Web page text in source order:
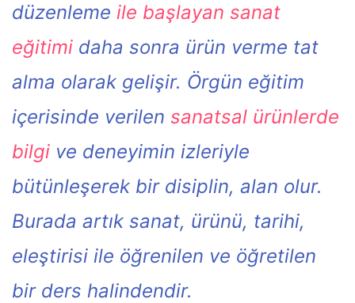
düzenleme ile başlayan sanat
eğitimi daha sonra ürün verme tat
alma olarak gelişir. Örgün eğitim
içerisinde verilen sanatsal ürünlerde
bilgi ve deneyimin izleriyle
bütünleşerek bir disiplin, alan olur.
Burada artık sanat, ürünü, tarihi,
eleştirisi ile öğrenilen ve öğretilen
bir ders halindendir.